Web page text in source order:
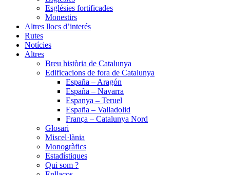
Esglésies fortificades
Monestirs
Altres llocs d’interés
Rutes
Notícies
Altres
Breu història de Catalunya
Edificacions de fora de Catalunya
España – Aragón
España – Navarra
Espanya – Teruel
España – Valladolid
França – Catalunya Nord
Glosari
Miscel·lània
Monogràfics
Estadístiques
Qui som ?